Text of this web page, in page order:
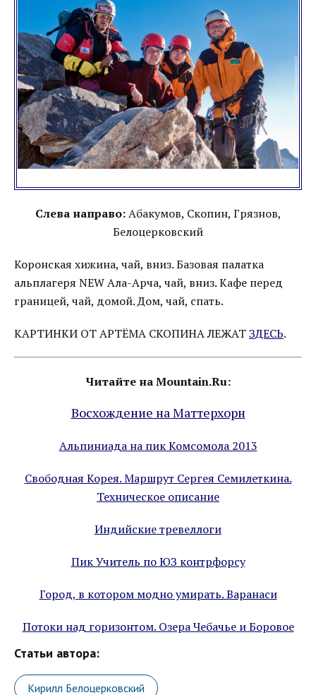
Слева направо:Абакумов, Скопин, Грязнов,
Белоцерковский
Коронская хижина, чай, вниз. Базовая палатка
альплагеря NEW Ала-Арча, чай, вниз. Кафе перед
границей, чай, домой. Дом, чай, спать.
КАРТИНКИ ОТ АРТЁМА СКОПИНА ЛЕЖАТЗДЕСЬ.
Читайте на Mountain.Ru:
Восхождение на Маттерхорн
Альпиниада на пик Комсомола 2013
Свободная Корея. Маршрут Сергея Семилеткина.
Техническое описание
Индийские тревеллоги
Пик Учитель по ЮЗ контрфорсу
Город, в котором модно умирать. Варанаси
Потоки над горизонтом. Озера Чебачье и Боровое
Статьи автора:
Кирилл Белоцерковский